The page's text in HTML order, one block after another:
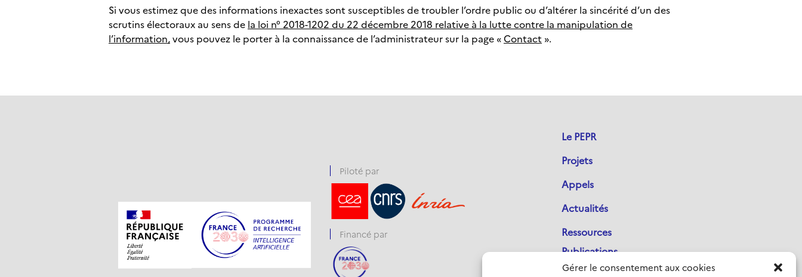
Gérer le consentement aux cookies
Si vous estimez que des informations inexactes sont susceptibles de troubler l’ordre public ou d’altérer la sincérité d’un des
scrutins électoraux au sens de la loi n° 2018-1202 du 22 décembre 2018 relative à la lutte contre la manipulation de
l’information,vous pouvez le porter à la connaissance de l’administrateur sur la page «Contact ».
Piloté par
Financé par
Le PEPR
Projets
Appels
Actualités
Ressources
Publications
Outils